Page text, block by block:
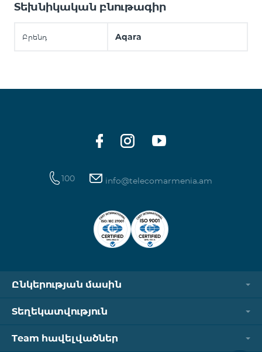
Տեխնիկական բնութագիր
Բրենդ Aqara
100 info@telecomarmenia.am
Ընկերության մասին
Տեղեկատվություն
Team հավելվածներ